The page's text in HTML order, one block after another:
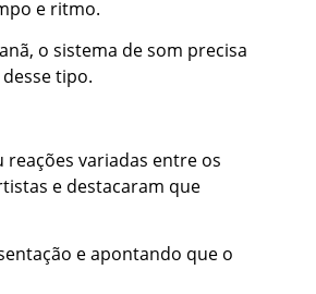
e ritmo.
o sistema de som precisa
tipo.
reações variadas entre os
e destacaram que
e apontando que o